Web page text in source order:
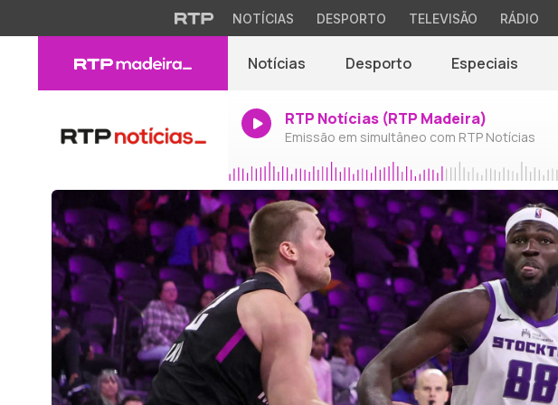
NOTÍCIAS DESPORTO TELEVISÃO RÁDIO
Notícias Desporto Especiais
RTP Notícias (RTP Madeira)
Emissão em simultâneo com RTP Notícias